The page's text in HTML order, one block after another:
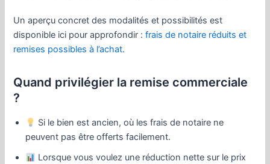
Un aperçu concret des modalités et possibilités est
disponible ici pour approfondir :frais de notaire réduits et
remises possibles à l’achat.
Quand privilégier la remise commerciale
?
Si le bien est ancien, où les frais de notaire ne
peuvent pas être offerts facilement.
Lorsque vous voulez une réduction nette sur le prix